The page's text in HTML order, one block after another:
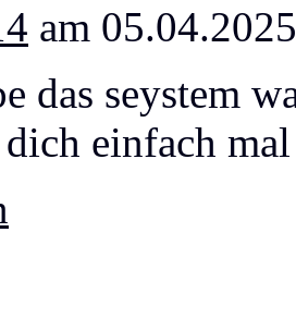
am
das seystem
einfach mal